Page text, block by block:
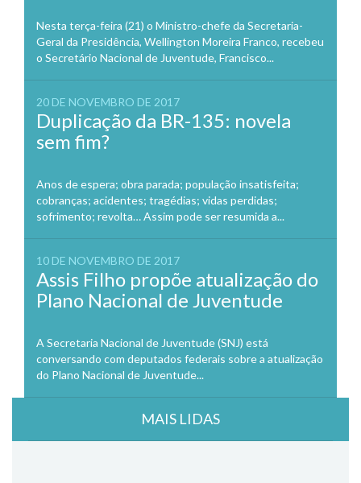
Nesta terça-feira (21) o Ministro-chefe da Secretaria-
Geral da Presidência, Wellington Moreira Franco, recebeu
o Secretário Nacional de Juventude, Francisco...
20 DE NOVEMBRO DE 2017
Duplicação da BR-135: novela
sem fim?
Anos de espera; obra parada; população insatisfeita;
cobranças; acidentes; tragédias; vidas perdidas;
sofrimento; revolta… Assim pode ser resumida a...
10 DE NOVEMBRO DE 2017
Assis Filho propõe atualização do
Plano Nacional de Juventude
A Secretaria Nacional de Juventude (SNJ) está
conversando com deputados federais sobre a atualização
do Plano Nacional de Juventude...
MAIS LIDAS